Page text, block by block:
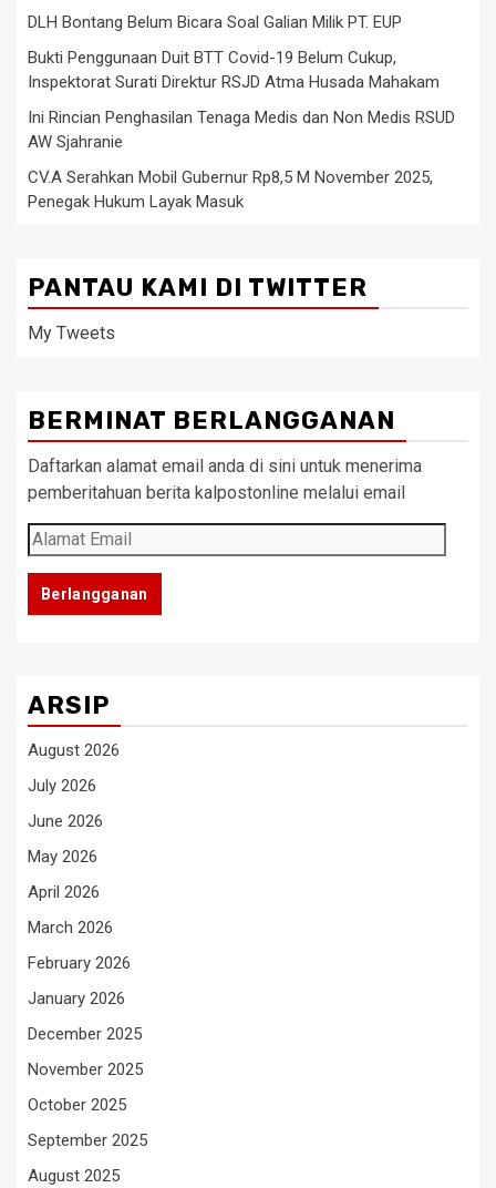
DLH Bontang Belum Bicara Soal Galian Milik PT. EUP
Bukti Penggunaan Duit BTT Covid-19 Belum Cukup,
Inspektorat Surati Direktur RSJD Atma Husada Mahakam
Ini Rincian Penghasilan Tenaga Medis dan Non Medis RSUD
AW Sjahranie
CV.A Serahkan Mobil Gubernur Rp8,5 M November 2025,
Penegak Hukum Layak Masuk
PANTAU KAMI DI TWITTER
My Tweets
BERMINAT BERLANGGANAN
Daftarkan alamat email anda di sini untuk menerima
pemberitahuan berita kalpostonline melalui email
Alamat
Email
Berlangganan
ARSIP
August 2026
July 2026
June 2026
May 2026
April 2026
March 2026
February 2026
January 2026
December 2025
November 2025
October 2025
September 2025
August 2025